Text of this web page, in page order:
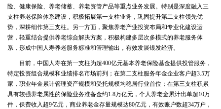
险、健康保险、养老储蓄、养老资管产品等重点业务发展。特别是深度融入三
支柱养老保险体系建设，积极拓展第一支柱业务，巩固提升第二支柱领先优
势，深耕细作第三支柱。另一方面，聚焦养老产业投资布局和专业化建设运
营，轻重结合提供养老综合解决方案，积极构建多层次多模式的养老服务体
系，形成中国人寿养老服务标准和管理输出，有效发展银发经济。
目前，中国人寿在第一支柱为超400亿元基本养老保险基金提供投管服务，
特定投资组合规模和业绩排名市场前列；在第二支柱服务年金企业客户超3.5万
家，职业年金累计管理资产规模和受托规模均稳居行业首位；在第三支柱积累
具有较强养老属性的保险业务准备金约1.8万亿元，个人养老金累计出单超10万
件，保费收入超9亿元，商业养老金存量规模达80亿元，有效账户数超34万户，